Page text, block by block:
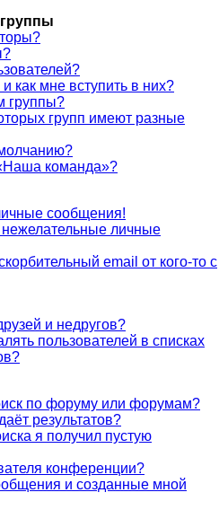
как мне вступить в них?
группы?
групп имеют разные
команда»?
сообщения!
личные
email от кого-то с
и недругов?
пользователей в списках
по форуму или форумам?
результатов?
я получил пустую
конференции?
и созданные мной